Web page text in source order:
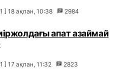
] 18 ақпан, 10:38 2984
апат азаймай
] 17 ақпан, 11:32 2823